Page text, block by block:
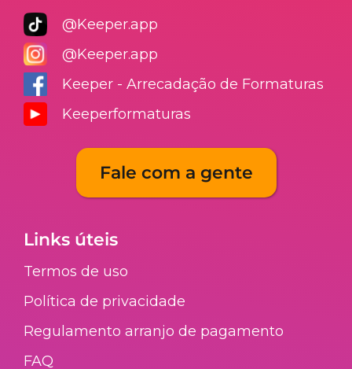
@Keeper.app
@Keeper.app
Keeper - Arrecadação de Formaturas
Keeperformaturas
Fale com a gente
Links úteis
Termos de uso
Política de privacidade
Regulamento arranjo de pagamento​
FAQ​